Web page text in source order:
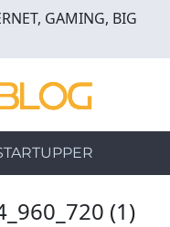
GAMING, BIG
(1)